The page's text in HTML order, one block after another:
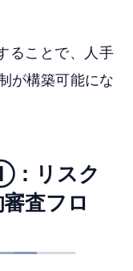
ることで、人手
が構築可能にな
：リスク
査フロ